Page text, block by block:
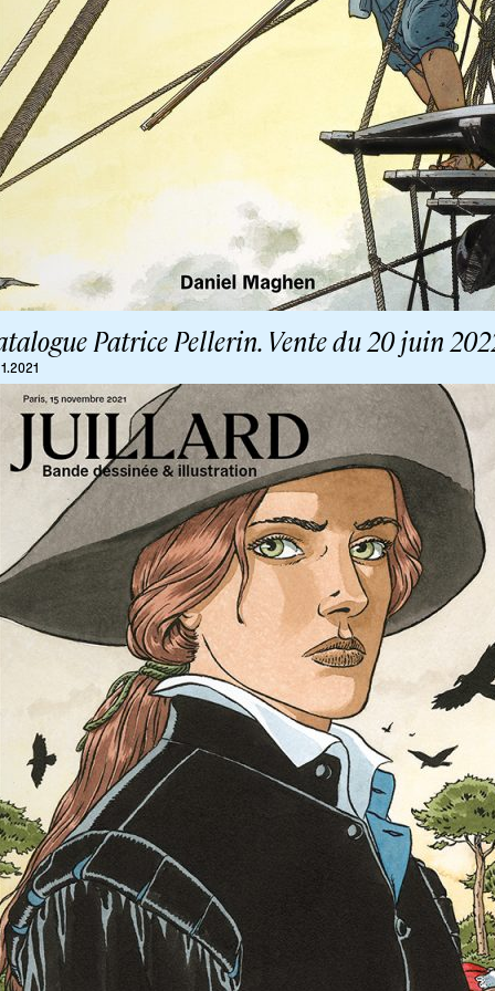
Patrice Pellerin. Vente du 20 juin